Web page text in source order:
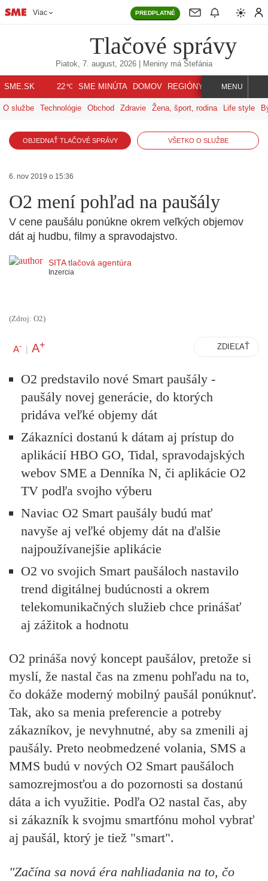
Viac PREDPLATNÉ
Tlačové správy
Piatok, 7. august, 2026 | Meniny má Štefánia
SME.SK 22℃ SME MINÚTA DOMOV REGIÓNY INDEX SVET
MENU
O službe Technológie Obchod Zdravie Žena, šport, rodina Life style
OBJEDNAŤ TLAČOVÉ SPRÁVY VŠETKO O SLUŽBE
6. nov 2019 o 15:36
O2 mení pohľad na paušály
V cene paušálu ponúkne okrem veľkých objemov
dát aj hudbu, filmy a spravodajstvo.
SITA tlačová agentúra
Inzercia
(Zdroj: O2)
A- | A+ ZDIEĽAŤ
O2 predstavilo nové Smart paušály -
paušály novej generácie, do ktorých
pridáva veľké objemy dát
Zákazníci dostanú k dátam aj prístup do
aplikácií HBO GO, Tidal, spravodajských
webov SME a Denníka N, či aplikácie O2
TV podľa svojho výberu
Naviac O2 Smart paušály budú mať
navyše aj veľké objemy dát na ďalšie
najpoužívanejšie aplikácie
O2 vo svojich Smart paušáloch nastavilo
trend digitálnej budúcnosti a okrem
telekomunikačných služieb chce prinášať
aj zážitok a hodnotu
O2 prináša nový koncept paušálov, pretože si
myslí, že nastal čas na zmenu pohľadu na to,
čo dokáže moderný mobilný paušál ponúknuť.
Tak, ako sa menia preferencie a potreby
zákazníkov, je nevyhnutné, aby sa zmenili aj
paušály. Preto neobmedzené volania, SMS a
MMS budú v nových O2 Smart paušáloch
samozrejmosťou a do pozornosti sa dostanú
dáta a ich využitie. Podľa O2 nastal čas, aby
si zákazník k svojmu smartfónu mohol vybrať
aj paušál, ktorý je tiež "smart".
"Začína sa nová éra nahliadania na to, čo